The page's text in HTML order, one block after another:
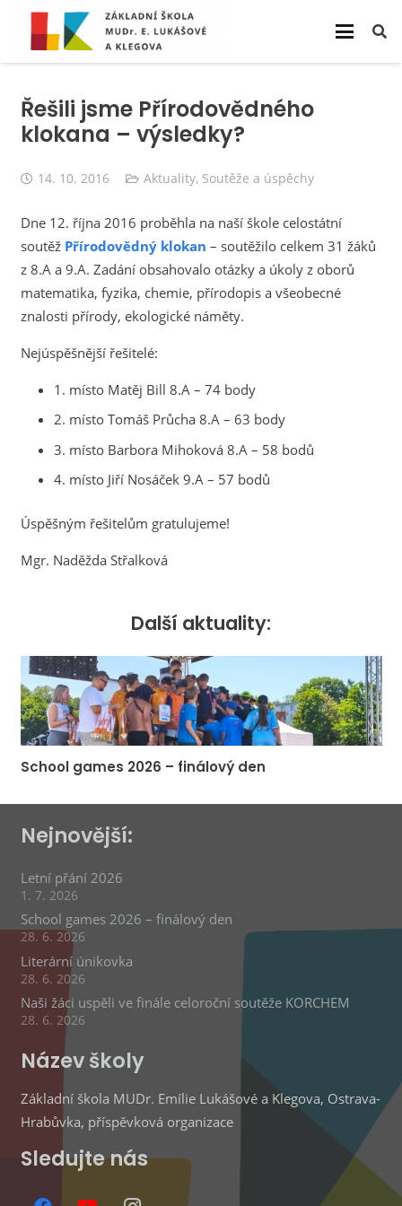
Řešili jsme Přírodovědného
klokana – výsledky?
14. 10. 2016 Aktuality, Soutěže a úspěchy
Dne 12. října 2016 proběhla na naší škole celostátní
soutěž Přírodovědný klokan – soutěžilo celkem 31 žáků
z 8.A a 9.A. Zadání obsahovalo otázky a úkoly z oborů
matematika, fyzika, chemie, přírodopis a všeobecné
znalosti přírody, ekologické náměty.
Nejúspěšnější řešitelé:
1. místo Matěj Bill 8.A – 74 body
2. místo Tomáš Průcha 8.A – 63 body
3. místo Barbora Mihoková 8.A – 58 bodů
4. místo Jiří Nosáček 9.A – 57 bodů
Úspěšným řešitelům gratulujeme!
Mgr. Naděžda Střalková
Další aktuality:
School games 2026 – finálový den
Nejnovější:
Letní přání 2026
1. 7. 2026
School games 2026 – finálový den
28. 6. 2026
Literární únikovka
28. 6. 2026
Naši žáci uspěli ve finále celoroční soutěže KORCHEM
28. 6. 2026
Název školy
Základní škola MUDr. Emílie Lukášové a Klegova, Ostrava-
Hrabůvka, příspěvková organizace
Sledujte nás